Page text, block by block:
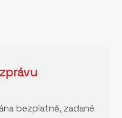
zprávu
bezplatně, zadané